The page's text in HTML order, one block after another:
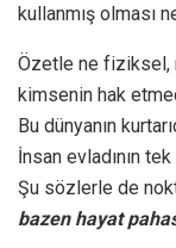
kullanmış olması
Özetle ne fiziksel,
kimsenin hak
Bu dünyanın
İnsan evladının
Şu sözlerle de
bazen hayat